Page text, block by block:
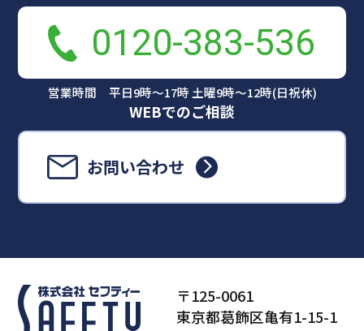
0120-383-536
営業時間 平日9時～17時 土曜9時～12時(日祝休)
WEBでのご相談
お問い合わせ
〒125-0061
東京都葛飾区亀有1-15-1